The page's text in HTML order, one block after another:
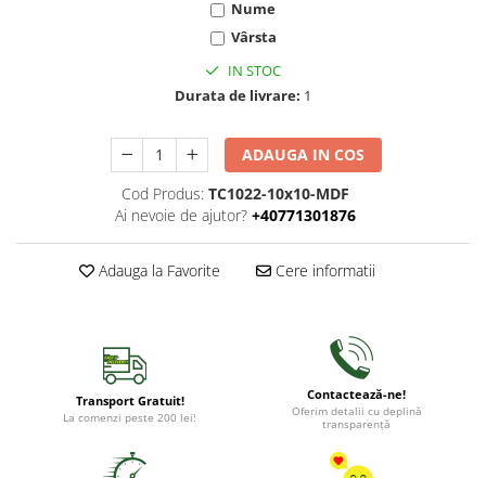
Nume
Vârsta
IN STOC
Durata de livrare: 1
ADAUGA IN COS
Cod Produs: TC1022-10x10-MDF
Ai nevoie de ajutor? +40771301876
Adauga la Favorite Cere informatii
Transport Gratuit!
La comenzi peste 200 lei!
Contactează-ne!
Oferim detalii cu deplină
transparență